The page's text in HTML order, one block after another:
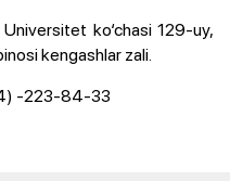
ko‘chasi 129-uy,
kengashlar zali.
-223-84-33